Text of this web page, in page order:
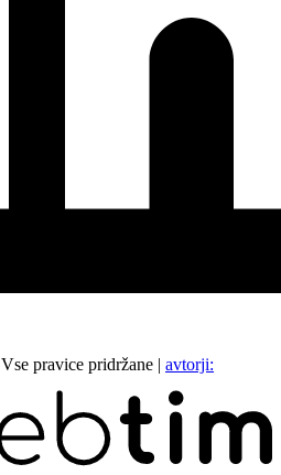
Vse pravice pridržane | avtorji: